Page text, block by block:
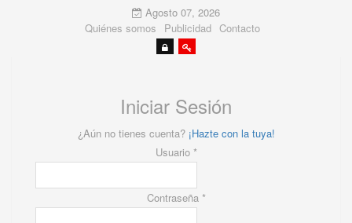
Agosto 07, 2026
Quiénes somos
Publicidad Contacto
Iniciar Sesión
¿Aún no tienes cuenta? ¡Hazte con la tuya!
Usuario *
Contraseña *